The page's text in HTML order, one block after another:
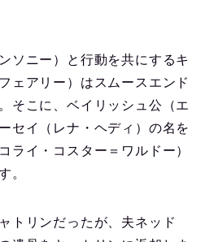
ソニー）と行動を共にするキ
ェアリー）はスムースエンド
そこに、ベイリッシュ公（エ
セイ（レナ・ヘディ）の名を
ライ・コスター＝ワルドー）
。
トリンだったが、夫ネッド